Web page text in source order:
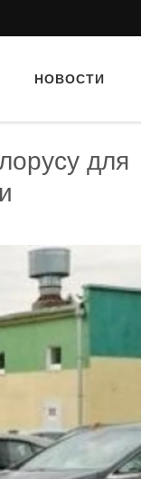
НОВОСТИ
для
Тайный гость: